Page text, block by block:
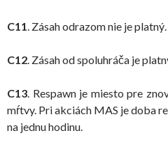
C11. Zásah odrazom nie je platný.
C12. Zásah od spoluhráča je
C13. Respawn je miesto pre
mŕtvy. Pri akciách MAS je doba
na jednu hodinu.